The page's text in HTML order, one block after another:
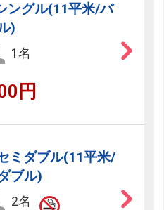
ングル(11平米/バ
)
1名
円
ミダブル(11平米/
ブル)
2名